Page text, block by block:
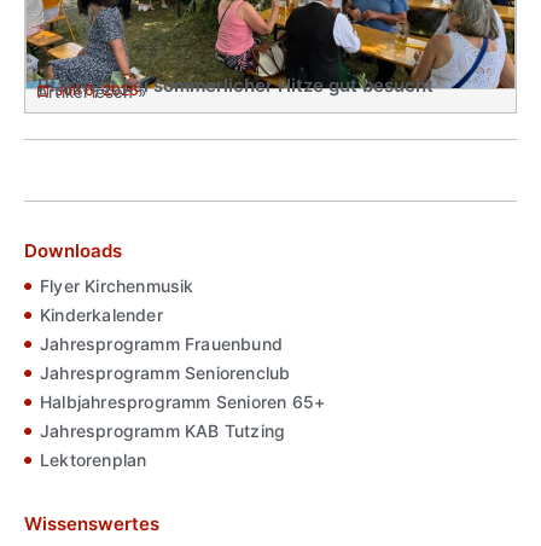
Pfarrfest bei sommerlicher Hitze gut besucht
Juli 6, 2026
Artikel lesen »
Downloads
Flyer Kirchenmusik
Kinderkalender
Jahresprogramm Frauenbund
Jahresprogramm Seniorenclub
Halbjahresprogramm Senioren 65+
Jahresprogramm KAB Tutzing
Lektorenplan
Wissenswertes